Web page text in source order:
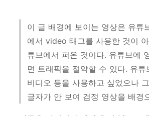
이 글 배경에 보이는 영상은 유튜
에서 video 태그를 사용한 것이
튜브에서 퍼온 것이다. 유튜브에
면 트래픽을 절약할 수 있다. 유튜
비디오 등을 사용하고 싶었으나
글자가 안 보여 검정 영상을 배경